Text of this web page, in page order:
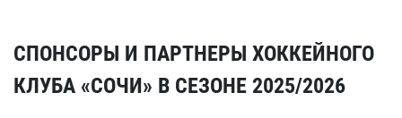
СПОНСОРЫ И ПАРТНЕРЫ ХОККЕЙНОГО
КЛУБА «СОЧИ» В СЕЗОНЕ 2025/2026